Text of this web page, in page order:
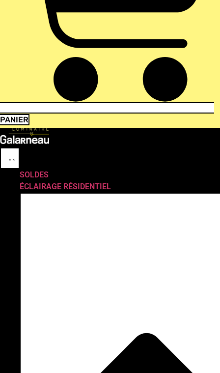
PANIER
SOLDES
ÉCLAIRAGE RÉSIDENTIEL